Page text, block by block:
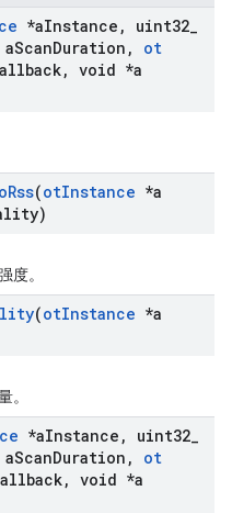
*aInstance , uint32
ScanDuration ,
ot
, void *a
Rss(otInstance *a
度。
(otInstance *a
。
*aInstance , uint32
ScanDuration ,
ot
, void *a